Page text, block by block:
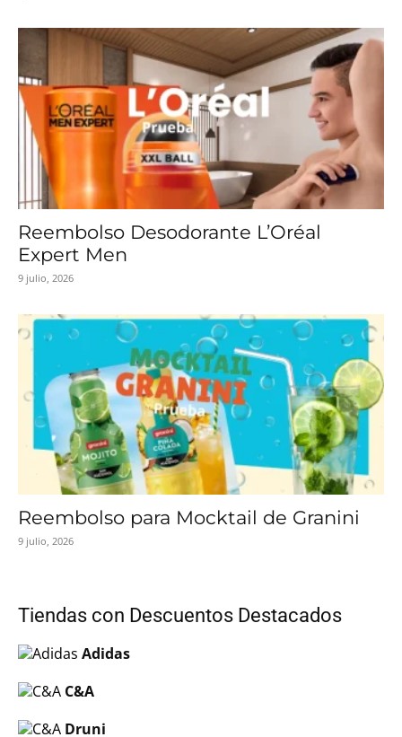
Reembolso Desodorante L’Oréal
Expert Men
9 julio, 2026
Reembolso para Mocktail de Granini
9 julio, 2026
Tiendas con Descuentos Destacados
Adidas
C&A
Druni